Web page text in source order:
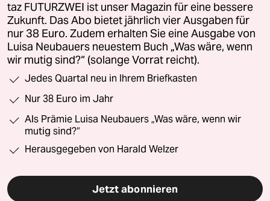
taz FUTURZWEI ist unser Magazin für eine bessere
Zukunft. Das Abo bietet jährlich vier Ausgaben für
nur 38 Euro. Zudem erhalten Sie eine Ausgabe von
Luisa Neubauers neuestem Buch „Was wäre, wenn
wir mutig sind?“ (solange Vorrat reicht).
Jedes Quartal neu in Ihrem Briefkasten
Nur 38 Euro im Jahr
Als Prämie Luisa Neubauers „Was wäre, wenn wir
mutig sind?“
Herausgegeben von Harald Welzer
Jetzt abonnieren